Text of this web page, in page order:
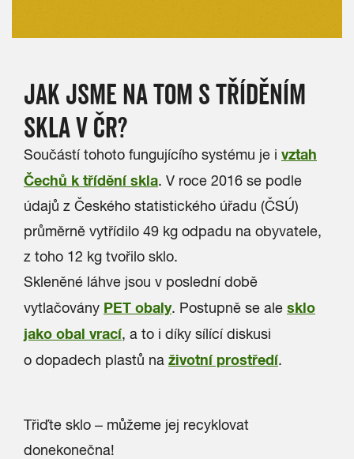
JAK JSME NA TOM S TŘÍDĚNÍM
SKLA V ČR?
Součástí tohoto fungujícího systému je i vztah
Čechů k třídění skla. V roce 2016 se podle
údajů z Českého statistického úřadu (ČSÚ)
průměrně vytřídilo 49 kg odpadu na obyvatele,
z toho 12 kg tvořilo sklo.
Skleněné láhve jsou v poslední době
vytlačovány PET obaly. Postupně se ale sklo
jako obal vrací, a to i díky sílící diskusi
o dopadech plastů na životní prostředí.
Třiďte sklo – můžeme jej recyklovat
donekonečna!